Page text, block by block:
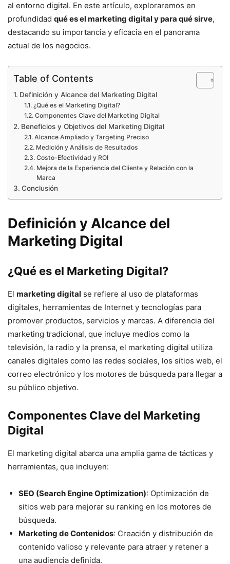
al entorno digital. En este artículo, exploraremos en
profundidad qué es el marketing digital y para qué sirve,
destacando su importancia y eficacia en el panorama
actual de los negocios.
Table of Contents
Definición y Alcance del Marketing Digital
¿Qué es el Marketing Digital?
Componentes Clave del Marketing Digital
Beneficios y Objetivos del Marketing Digital
Alcance Ampliado y Targeting Preciso
Medición y Análisis de Resultados
Costo-Efectividad y ROI
Mejora de la Experiencia del Cliente y Relación con la
Marca
Conclusión
Definición y Alcance del
Marketing Digital
¿Qué es el Marketing Digital?
El marketing digital se refiere al uso de plataformas
digitales, herramientas de Internet y tecnologías para
promover productos, servicios y marcas. A diferencia del
marketing tradicional, que incluye medios como la
televisión, la radio y la prensa, el marketing digital utiliza
canales digitales como las redes sociales, los sitios web, el
correo electrónico y los motores de búsqueda para llegar a
su público objetivo.
Componentes Clave del Marketing
Digital
El marketing digital abarca una amplia gama de tácticas y
herramientas, que incluyen:
SEO (Search Engine Optimization): Optimización de
sitios web para mejorar su ranking en los motores de
búsqueda.
Marketing de Contenidos: Creación y distribución de
contenido valioso y relevante para atraer y retener a
una audiencia definida.